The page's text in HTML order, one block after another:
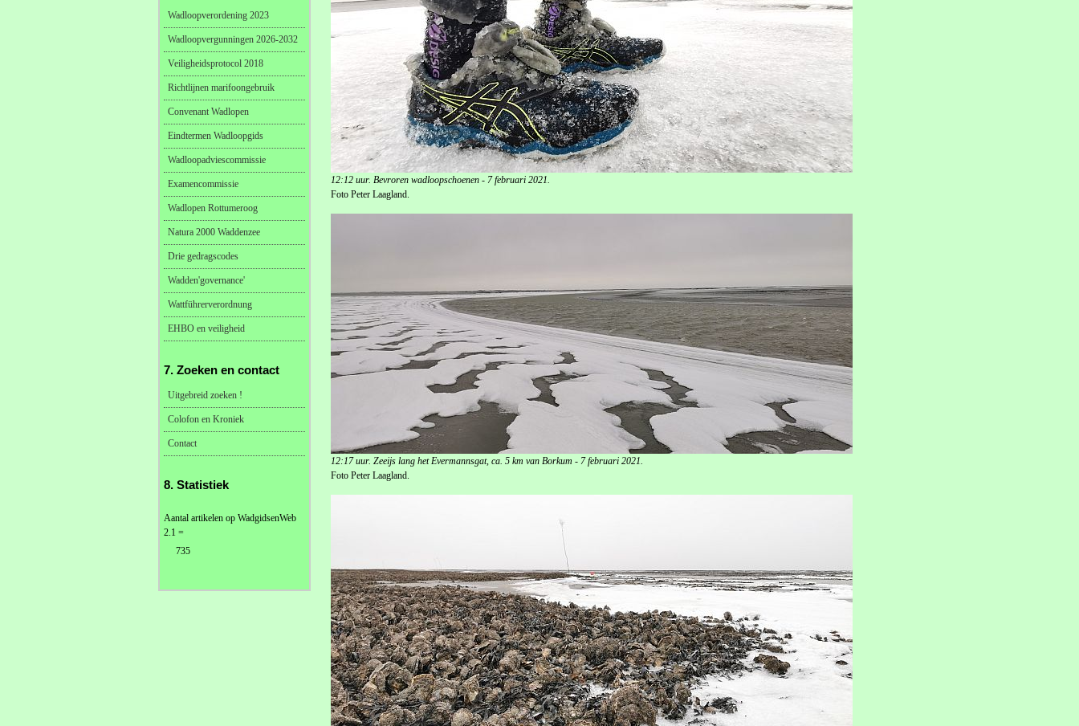
12:12 uur. Bevroren wadloopschoenen - 7 februari 2021.
Foto Peter Laagland.
12:17 uur. Zeeijs lang het Evermannsgat, ca. 5 km van Borkum - 7 februari 2021.
Foto Peter Laagland.
Wadloopverordening 2023
Wadloopvergunningen 2026-2032
Veiligheidsprotocol 2018
Richtlijnen marifoongebruik
Convenant Wadlopen
Eindtermen Wadloopgids
Wadloopadviescommissie
Examencommissie
Wadlopen Rottumeroog
Natura 2000 Waddenzee
Drie gedragscodes
Wadden'governance'
Wattführerverordnung
EHBO en veiligheid
7. Zoeken en contact
Uitgebreid zoeken !
Colofon en Kroniek
Contact
8. Statistiek
Aantal artikelen op WadgidsenWeb
2.1 =
735